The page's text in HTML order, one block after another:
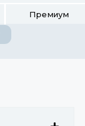
Премиум